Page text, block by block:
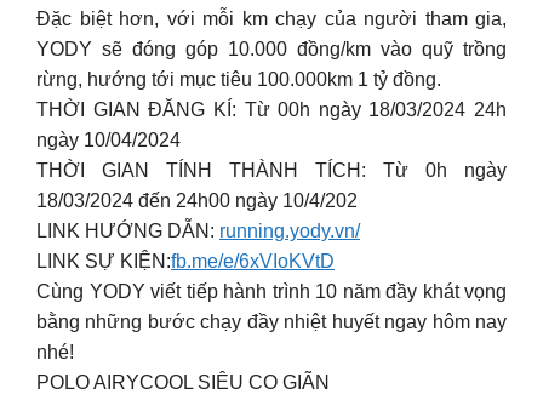
Đặc biệt hơn, với mỗi km chạy của người tham gia,
YODY sẽ đóng góp 10.000 đồng/km vào quỹ trồng
rừng, hướng tới mục tiêu 100.000km 1 tỷ đồng.
THỜI GIAN ĐĂNG KÍ: Từ 00h ngày 18/03/2024 24h
ngày 10/04/2024
THỜI GIAN TÍNH THÀNH TÍCH: Từ 0h ngày
18/03/2024 đến 24h00 ngày 10/4/202
LINK HƯỚNG DẪN: running.yody.vn/
LINK SỰ KIỆN:fb.me/e/6xVIoKVtD
Cùng YODY viết tiếp hành trình 10 năm đầy khát vọng
bằng những bước chạy đầy nhiệt huyết ngay hôm nay
nhé!
POLO AIRYCOOL SIÊU CO GIÃN